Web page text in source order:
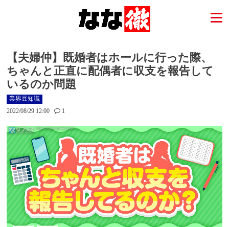
【夫婦仲】既婚者はホールに行った際、
ちゃんと正直に配偶者に収支を報告して
いるのか問題
業界豆知識
2022/08/29 12:00
1